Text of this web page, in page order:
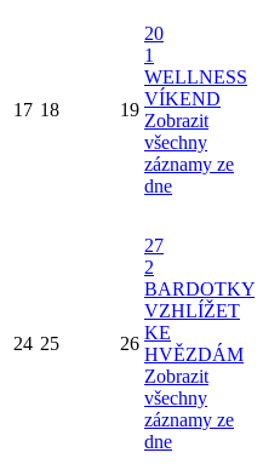
17 18 19
20
1
WELLNESS
VÍKEND
Zobrazit
všechny
záznamy ze
dne
24 25 26
27
2
BARDOTKY
VZHLÍŽET
KE
HVĚZDÁM
Zobrazit
všechny
záznamy ze
dne